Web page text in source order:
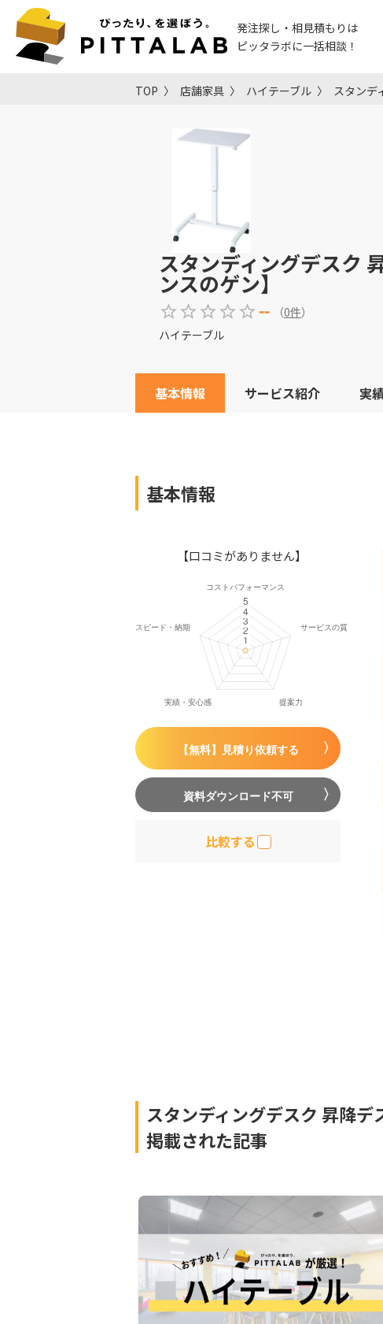
発注探し・相見積もりは
ピッタラボに一括相談！
TOP 店舗家具 ハイテーブル スタンデ
スタンディングデスク
ンスのゲン】
-- （0件）
ハイテーブル
基本情報 サービス紹介 実
基本情報
【口コミがありません】
【無料】見積り依頼する
資料ダウンロード不可
比較する
スタンディングデスク 昇降
掲載された記事